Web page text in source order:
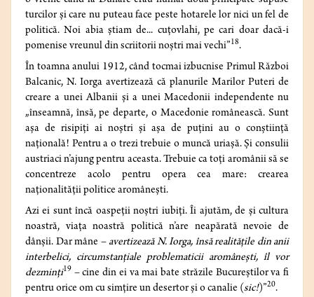
turcilor şi care nu puteau face peste hotarele lor nici un fel de
politică. Noi abia ştiam de... cuţovlahi, pe cari doar dacă-i
pomenise vreunul din scriitorii noştri mai vechi”18.
În toamna anului 1912, când tocmai izbucnise Primul Război
Balcanic, N. Iorga avertizează că planurile Marilor Puteri de
creare a unei Albanii şi a unei Macedonii independente nu
„înseamnă, însă, pe departe, o Macedonie românească. Sunt
aşa de risipiţi ai noştri şi aşa de puţini au o conştiinţă
naţională! Pentru a o trezi trebuie o muncă uriaşă. Şi consulii
austriaci n’ajung pentru aceasta. Trebuie ca toţi aromânii să se
concentreze acolo pentru opera cea mare: crearea
naţionalităţii politice aromâneşti.
Azi ei sunt încă oaspeţii noştri iubiţi. Îi ajutăm, de şi cultura
noastră, viaţa noastră politică n’are neapărată nevoie de
dânşii. Dar mâne – avertizează N. Iorga, însă realităţile din anii
interbelici, circumstanţiale problematicii aromâneşti, îl vor
dezminţi19 – cine din ei va mai bate străzile Bucureştilor va fi
pentru orice om cu simţire un desertor şi o canalie (sic!)”20.